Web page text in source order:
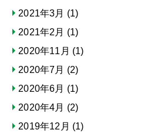
2021年3月 (1)
2021年2月 (1)
2020年11月 (1)
2020年7月 (2)
2020年6月 (1)
2020年4月 (2)
2019年12月 (1)